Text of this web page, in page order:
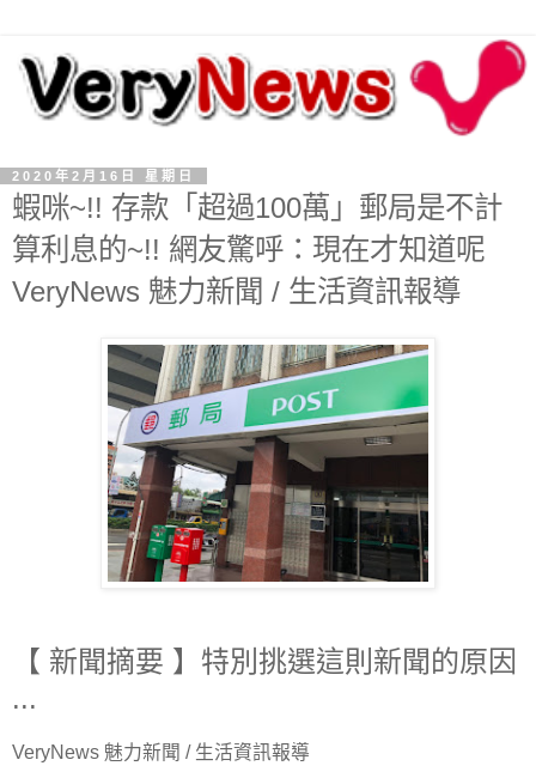
2020年2月16日 星期日
蝦咪~!! 存款「超過100萬」郵局是不計
算利息的~!! 網友驚呼：現在才知道呢
VeryNews 魅力新聞 / 生活資訊報導
【 新聞摘要 】特別挑選這則新聞的原因
...
VeryNews 魅力新聞 / 生活資訊報導